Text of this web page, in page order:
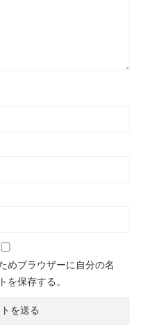
めブラウザーに自分の名
を保存する。